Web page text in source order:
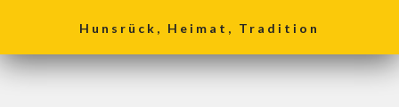
Hunsrück, Heimat, Tradition